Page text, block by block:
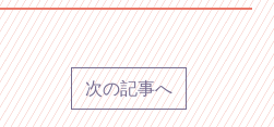
次の記事へ